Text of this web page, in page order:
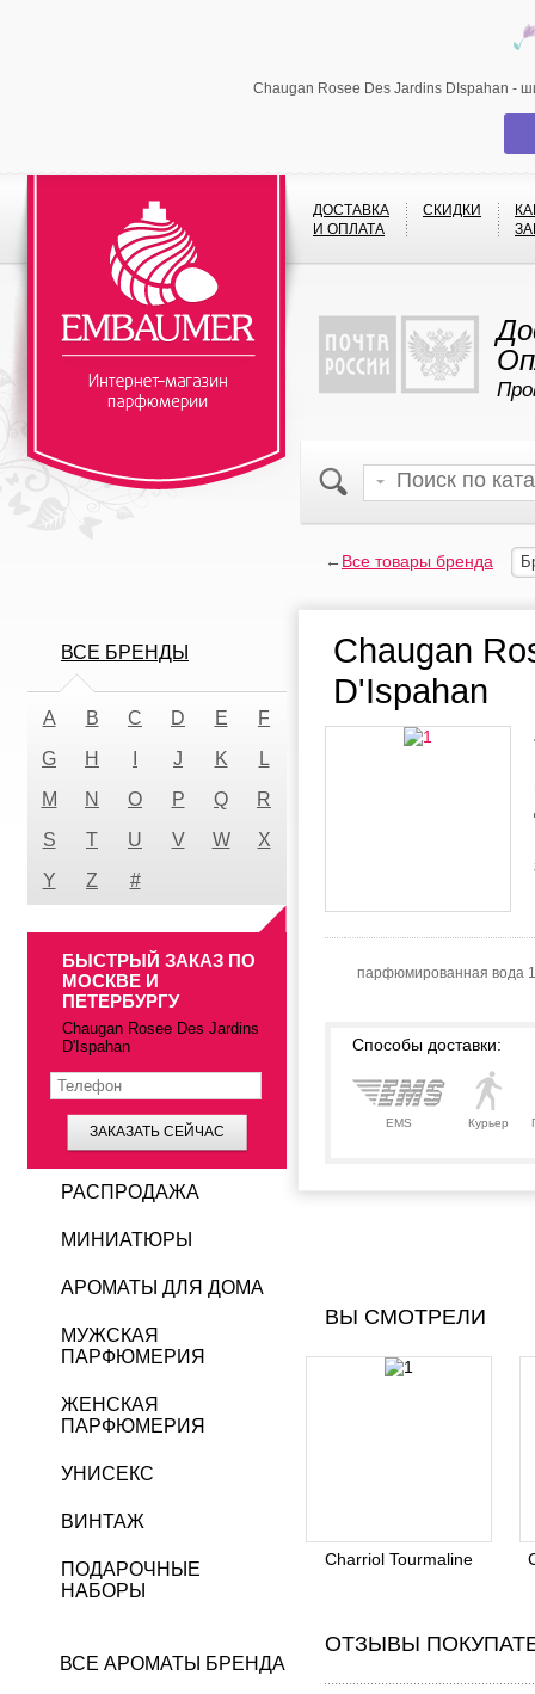
Chaugan Rosee Des Jardins DIspahan -
ДОСТАВКА
И ОПЛАТА
СКИДКИ
←Все товары бренда
Chaugan
D'Ispahan
парфюмированная вода
Способы доставки:
EMS Курьер
ВЫ СМОТРЕЛИ
Charriol Tourmaline
ОТЗЫВЫ
ВСЕ БРЕНДЫ
A B C D E
F
G
H J K
L
M
N O P Q
R
S
T U V W
X
Y
Z #
БЫСТРЫЙ ЗАКАЗ ПО
МОСКВЕ И
ПЕТЕРБУРГУ
Chaugan Rosee Des Jardins
D'Ispahan
ЗАКАЗАТЬ СЕЙЧАС
РАСПРОДАЖА
МИНИАТЮРЫ
АРОМАТЫ ДЛЯ ДОМА
МУЖСКАЯ
ПАРФЮМЕРИЯ
ЖЕНСКАЯ
ПАРФЮМЕРИЯ
УНИСЕКС
ВИНТАЖ
ПОДАРОЧНЫЕ
НАБОРЫ
ВСЕ АРОМАТЫ БРЕНДА